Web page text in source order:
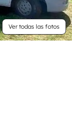
Ver todas las fotos